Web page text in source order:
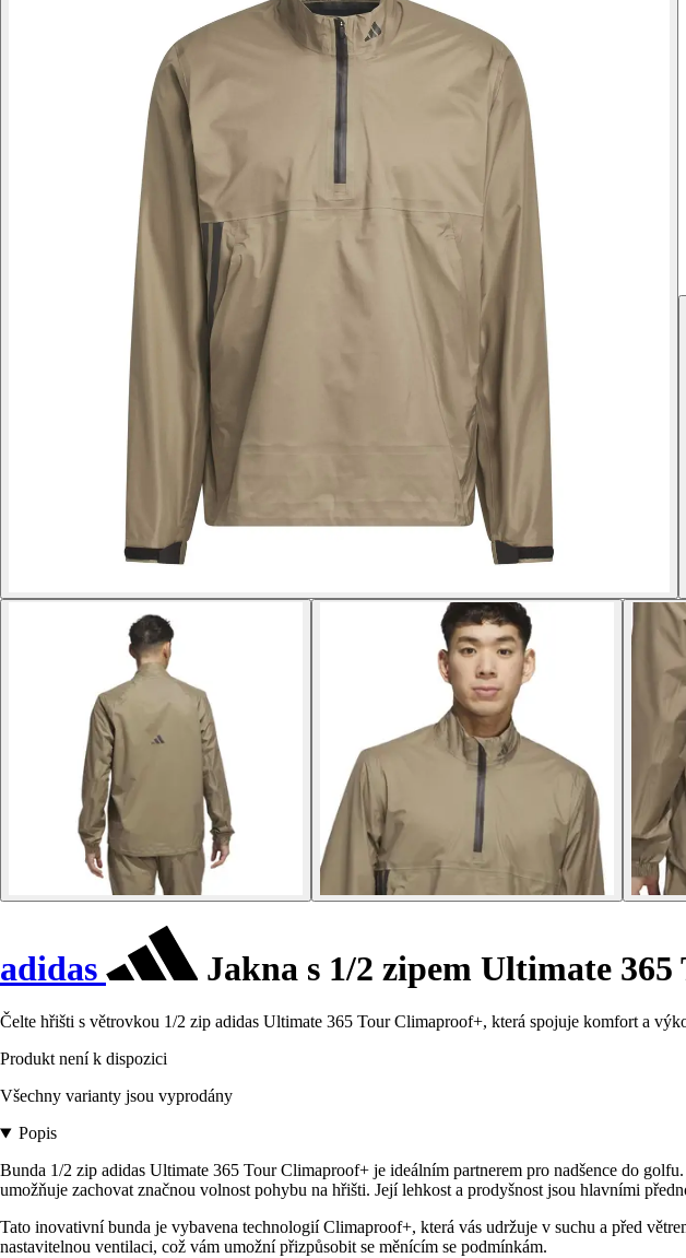
adidas Jakna s 1/2 zipem Ultimate
Čelte hřišti s větrovkou 1/2 zip adidas Ultimate 365 Tour Climaproof+, která spojuje komfort a
Produkt není k dispozici
Všechny varianty jsou vyprodány
Popis
Bunda 1/2 zip adidas Ultimate 365 Tour Climaproof+ je ideálním partnerem pro nadšence do
umožňuje zachovat značnou volnost pohybu na hřišti. Její lehkost a prodyšnost jsou hlavními
Tato inovativní bunda je vybavena technologií Climaproof+, která vás udržuje v suchu a před
nastavitelnou ventilaci, což vám umožní přizpůsobit se měnícím se podmínkám.